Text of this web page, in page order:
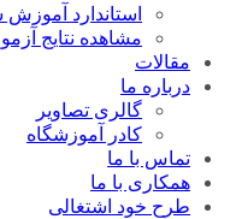
استاندارد
مشاهده نتایج
مقالات
درباره ما
گالری تصاویر
کادر آموزشگاه
تماس با ما
همکاری با ما
طرح خود اشتغالی